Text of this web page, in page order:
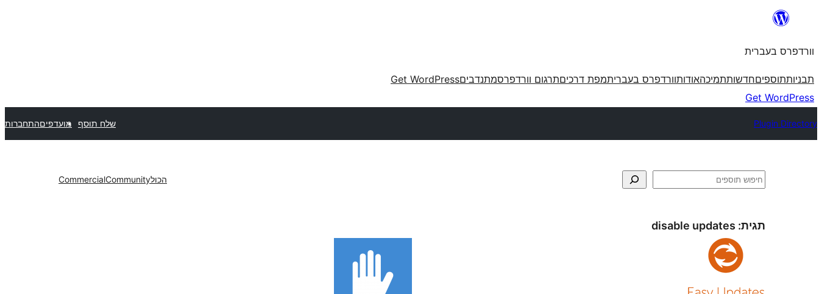
וורדפרס בעברית
תבניותתוספיםחדשותתמיכהאודותוורדפרס בעבריתמפת דרכיםתרגום וורדפרסמתנדביםGet WordPress
Get WordPress
Plugin Directory שלח תוסף מועדפיםהתחברות
חיפוש הכולCommunity
Commercial
תגית: disable updates